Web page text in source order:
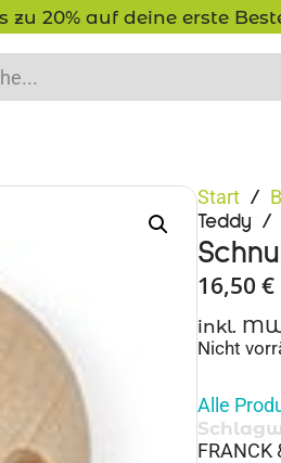
-15% Neukunden-Rabatt -
Start /
Teddy /
16,50 €
inkl.
Nicht
Alle
FRANCK